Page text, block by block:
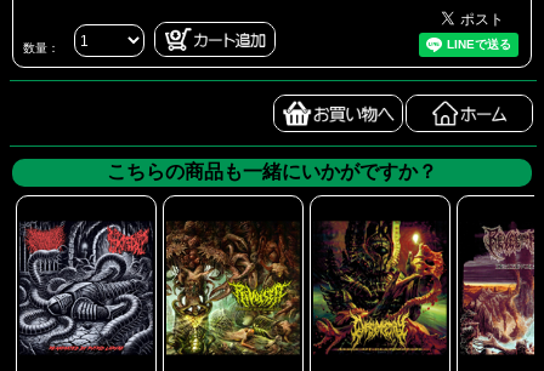
数量：
こちらの商品も一緒にいかがですか？